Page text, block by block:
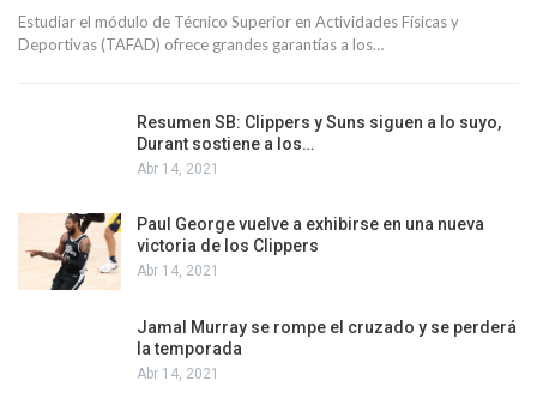
Estudiar el módulo de Técnico Superior en Actividades Físicas y
Deportivas (TAFAD) ofrece grandes garantías a los…
Resumen SB: Clippers y Suns siguen a lo suyo,
Durant sostiene a los…
Abr 14, 2021
Paul George vuelve a exhibirse en una nueva
victoria de los Clippers
Abr 14, 2021
Jamal Murray se rompe el cruzado y se perderá
la temporada
Abr 14, 2021